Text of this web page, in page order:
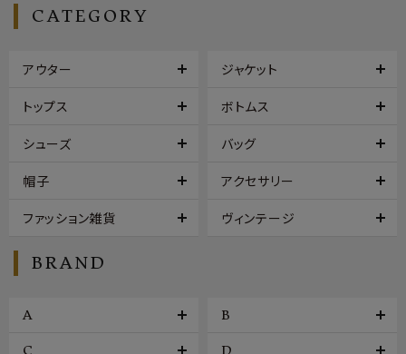
CATEGORY
アウター ジャケット
トップス ボトムス
シューズ バッグ
帽子 アクセサリー
ファッション雑貨 ヴィンテージ
BRAND
A B
C D